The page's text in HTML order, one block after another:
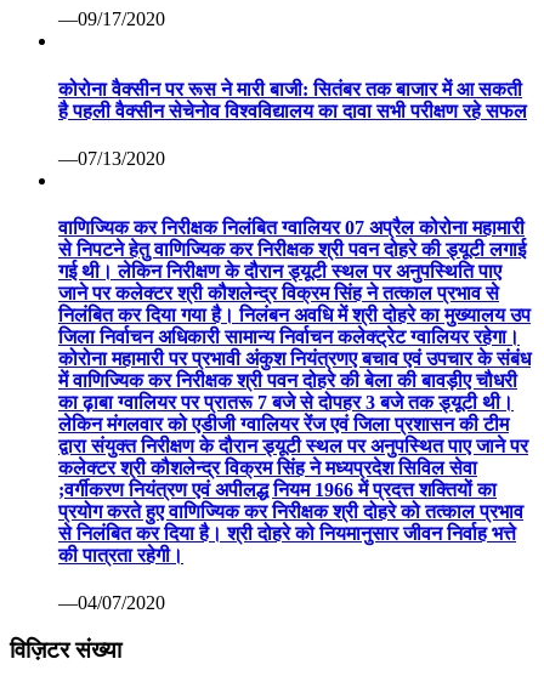
—09/17/2020
कोरोना वैक्सीन पर रूस ने मारी बाजी: सितंबर तक बाजार में आ सकती
है पहली वैक्सीन सेचेनोव विश्वविद्यालय का दावा सभी परीक्षण रहे सफल
—07/13/2020
वाणिज्यिक कर निरीक्षक निलंबित ग्वालियर 07 अप्रैल कोरोना महामारी
से निपटने हेतु वाणिज्यिक कर निरीक्षक श्री पवन दोहरे की ड्यूटी लगाई
गई थी। लेकिन निरीक्षण के दौरान ड्यूटी स्थल पर अनुपस्थिति पाए
जाने पर कलेक्टर श्री कौशलेन्द्र विक्रम सिंह ने तत्काल प्रभाव से
निलंबित कर दिया गया है। निलंबन अवधि में श्री दोहरे का मुख्यालय उप
जिला निर्वाचन अधिकारी सामान्य निर्वाचन कलेक्ट्रेट ग्वालियर रहेगा।
कोरोना महामारी पर प्रभावी अंकुश नियंत्रणए बचाव एवं उपचार के संबंध
में वाणिज्यिक कर निरीक्षक श्री पवन दोहरे की बेला की बावड़ीए चौधरी
का ढ़ाबा ग्वालियर पर प्रातरू 7 बजे से दोपहर 3 बजे तक ड्यूटी थी।
लेकिन मंगलवार को एडीजी ग्वालियर रेंज एवं जिला प्रशासन की टीम
द्वारा संयुक्त निरीक्षण के दौरान ड्यूटी स्थल पर अनुपस्थित पाए जाने पर
कलेक्टर श्री कौशलेन्द्र विक्रम सिंह ने मध्यप्रदेश सिविल सेवा
;वर्गीकरण नियंत्रण एवं अपीलद्ध नियम 1966 में प्रदत्त शक्तियों का
प्रयोग करते हुए वाणिज्यिक कर निरीक्षक श्री दोहरे को तत्काल प्रभाव
से निलंबित कर दिया है। श्री दोहरे को नियमानुसार जीवन निर्वाह भत्ते
की पात्रता रहेगी।
—04/07/2020
विज़िटर संख्या